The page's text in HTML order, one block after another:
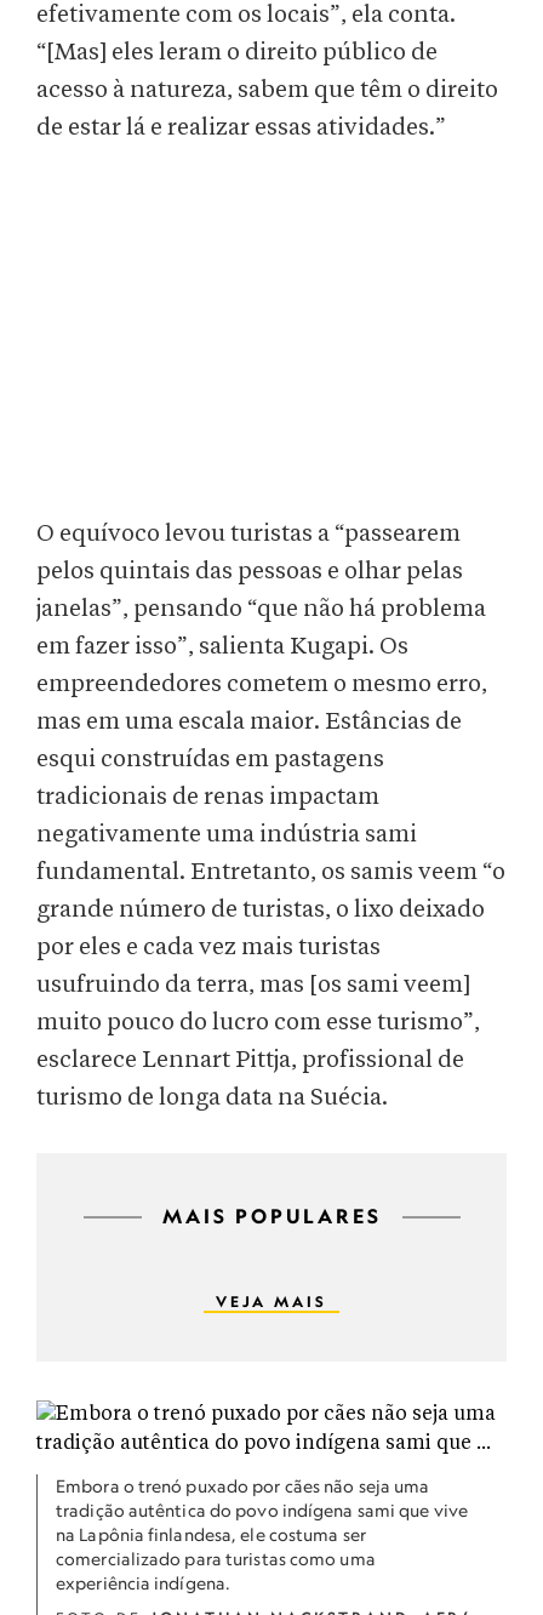
efetivamente com os locais”, ela conta.
“[Mas] eles leram o direito público de
acesso à natureza, sabem que têm o direito
de estar lá e realizar essas atividades.”
O equívoco levou turistas a “passearem
pelos quintais das pessoas e olhar pelas
janelas”, pensando “que não há problema
em fazer isso”, salienta Kugapi. Os
empreendedores cometem o mesmo erro,
mas em uma escala maior. Estâncias de
esqui construídas em pastagens
tradicionais de renas impactam
negativamente uma indústria sami
fundamental. Entretanto, os samis veem “o
grande número de turistas, o lixo deixado
por eles e cada vez mais turistas
usufruindo da terra, mas [os sami veem]
muito pouco do lucro com esse turismo”,
esclarece Lennart Pittja, profissional de
turismo de longa data na Suécia.
MAIS POPULARES
VEJA MAIS
Embora o trenó puxado por cães não seja uma
tradição autêntica do povo indígena sami que vive
na Lapônia finlandesa, ele costuma ser
comercializado para turistas como uma
experiência indígena.